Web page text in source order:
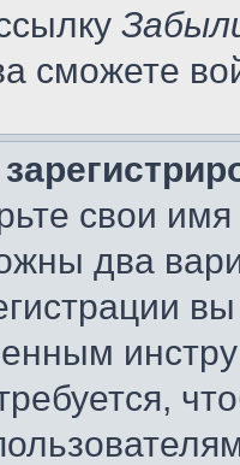
сможете
свои
два